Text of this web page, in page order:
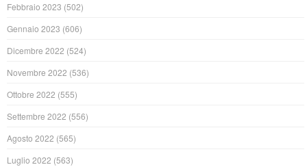
Febbraio 2023 (502)
Gennaio 2023 (606)
Dicembre 2022 (524)
Novembre 2022 (536)
Ottobre 2022 (555)
Settembre 2022 (556)
Agosto 2022 (565)
Luglio 2022 (563)